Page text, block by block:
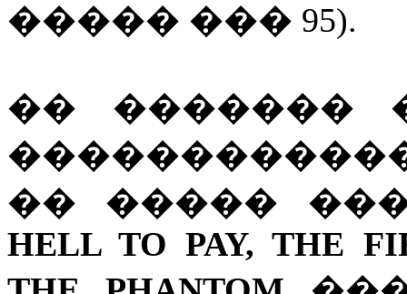
����� ��� 95).
�� �������
�� �����
HELL TO PAY, THE